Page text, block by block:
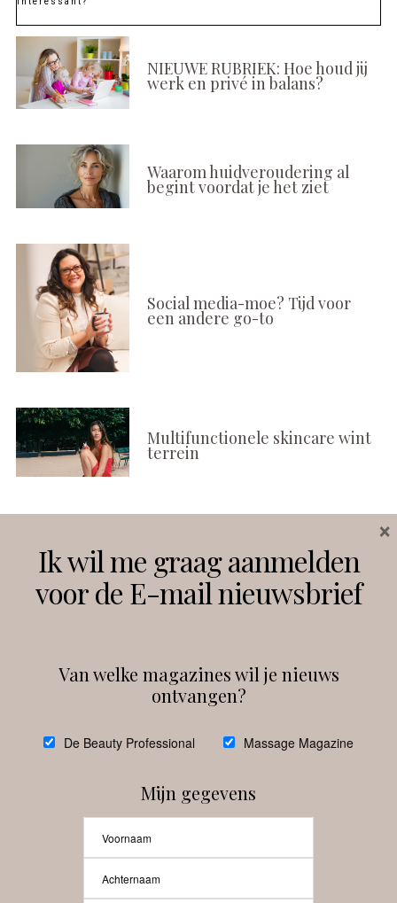
NIEUWE RUBRIEK: Hoe houd jij
werk en privé in balans?
Waarom huidveroudering al
begint voordat je het ziet
Social media-moe? Tijd voor
een andere go-to
Multifunctionele skincare wint
terrein
Instagram Facebook
debeautyprofessional
Ik wil me graag aanmelden
voor de E-mail nieuwsbrief
Van welke magazines wil je nieuws
ontvangen?
De Beauty Professional Massage Magazine
Mijn gegevens
×